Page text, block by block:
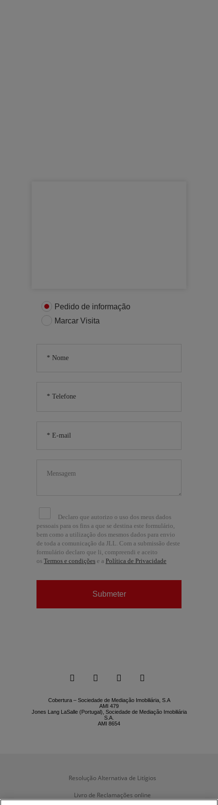
Pedido de informação
Marcar Visita
Declaro que autorizo o uso dos meus dados
pessoais para os fins a que se destina este formulário,
bem como a utilização dos mesmos dados para envio
de toda a comunicação da JLL. Com a submissão deste
formulário declaro que li, compreendi e aceito
os Termos e condições e a Política de Privacidade
Submeter
Cobertura – Sociedade de Mediação Imobiliária, S.A
AMI 479
Jones Lang LaSalle (Portugal), Sociedade de Mediação Imobiliária
S.A.
AMI 8654
   
Resolução Alternativa de Litígios
Livro de Reclamações online